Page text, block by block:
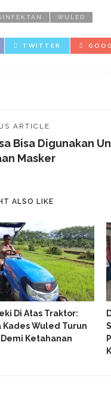
WULED
TWITTER
ARTICLE
Bisa Digunakan
Masker
ALSO LIKE
Di Atas Traktor:
Kades Wuled Turun
Demi Ketahanan